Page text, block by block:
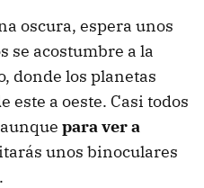
oscura, espera unos
se acostumbre a la
donde los planetas
este a oeste. Casi todos
para ver a
unos binoculares